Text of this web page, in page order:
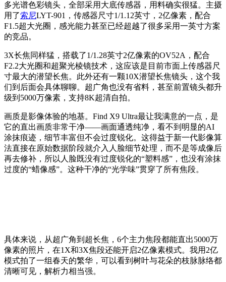
多光谱色彩镜头，全部采用大底传感器，用料确实很猛。主摄
用了索尼LYT-901，传感器尺寸1/1.12英寸，2亿像素，配合
F1.5超大光圈，感光能力甚至已经超越了很多采用一英寸方案
的竞品。
3X长焦同样猛，搭载了1/1.28英寸2亿像素的OV52A，配合
F2.2大光圈和超聚光棱镜技术，这应该是目前市面上传感器尺
寸最大的潜望长焦。此外还有一颗10X潜望长焦镜头，这个我
们到后面会具体聊聊。超广角也没有省料，甚至前置镜头都升
级到5000万像素，支持8K超清自拍。
画质是影像体验的地基。Find X9 Ultra最让我满意的一点，是
它的直出画质非常干净——画面通透纯净，看不到明显的AI
涂抹痕迹，细节丰富但不会过度锐化。这得益于新一代影像算
法直接在原始数据阶段就介入人脸细节处理，而不是等成像后
再去修补，所以人脸既没有过度锐化的“塑料感”，也没有涂抹
过度的“蜡像感”。这种干净的“光学味”贯穿了所有焦段。
具体来说，从超广角到超长焦，6个主力焦段都能直出5000万
像素的照片，在1X和3X焦段还能开启2亿像素模式。我用2亿
模式拍了一组春天的繁华，可以看到树叶与花朵的枝脉脉络都
清晰可见，解析力相当强。